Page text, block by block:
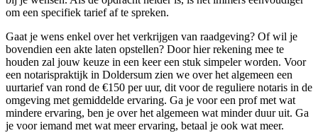
om een specifiek tarief af te spreken.
Gaat je wens enkel over het verkrijgen van raadgeving? Of wil je
bovendien een akte laten opstellen? Door hier rekening mee te
houden zal jouw keuze in een keer een stuk simpeler worden. Voor
een notarispraktijk in Doldersum zien we over het algemeen een
uurtarief van rond de €150 per uur, dit voor de reguliere notaris in de
omgeving met gemiddelde ervaring. Ga je voor een prof met wat
mindere ervaring, ben je over het algemeen wat minder duur uit. Ga
je voor iemand met wat meer ervaring, betaal je ook wat meer.